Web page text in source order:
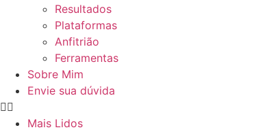
Resultados
Plataformas
Anfitrião
Ferramentas
Sobre Mim
Envie sua dúvida
Mais Lidos